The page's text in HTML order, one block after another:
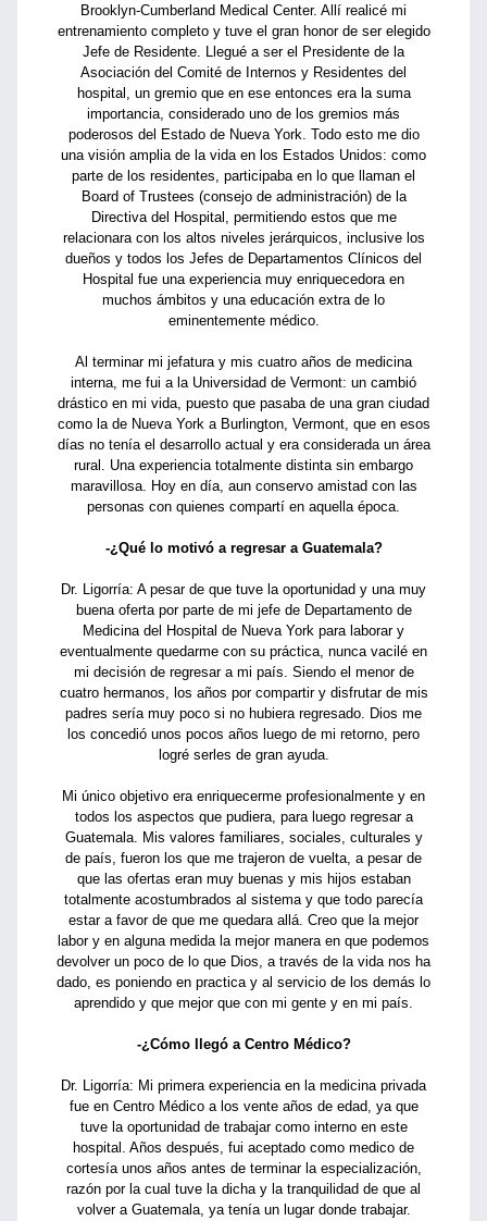
Brooklyn-Cumberland Medical Center. Allí realicé mi
entrenamiento completo y tuve el gran honor de ser elegido
Jefe de Residente. Llegué a ser el Presidente de la
Asociación del Comité de Internos y Residentes del
hospital, un gremio que en ese entonces era la suma
importancia, considerado uno de los gremios más
poderosos del Estado de Nueva York. Todo esto me dio
una visión amplia de la vida en los Estados Unidos: como
parte de los residentes, participaba en lo que llaman el
Board of Trustees (consejo de administración) de la
Directiva del Hospital, permitiendo estos que me
relacionara con los altos niveles jerárquicos, inclusive los
dueños y todos los Jefes de Departamentos Clínicos del
Hospital fue una experiencia muy enriquecedora en
muchos ámbitos y una educación extra de lo
eminentemente médico.
Al terminar mi jefatura y mis cuatro años de medicina
interna, me fui a la Universidad de Vermont: un cambió
drástico en mi vida, puesto que pasaba de una gran ciudad
como la de Nueva York a Burlington, Vermont, que en esos
días no tenía el desarrollo actual y era considerada un área
rural. Una experiencia totalmente distinta sin embargo
maravillosa. Hoy en día, aun conservo amistad con las
personas con quienes compartí en aquella época.
-¿Qué lo motivó a regresar a Guatemala?
Dr. Ligorría: A pesar de que tuve la oportunidad y una muy
buena oferta por parte de mi jefe de Departamento de
Medicina del Hospital de Nueva York para laborar y
eventualmente quedarme con su práctica, nunca vacilé en
mi decisión de regresar a mi país. Siendo el menor de
cuatro hermanos, los años por compartir y disfrutar de mis
padres sería muy poco si no hubiera regresado. Dios me
los concedió unos pocos años luego de mi retorno, pero
logré serles de gran ayuda.
Mi único objetivo era enriquecerme profesionalmente y en
todos los aspectos que pudiera, para luego regresar a
Guatemala. Mis valores familiares, sociales, culturales y
de país, fueron los que me trajeron de vuelta, a pesar de
que las ofertas eran muy buenas y mis hijos estaban
totalmente acostumbrados al sistema y que todo parecía
estar a favor de que me quedara allá. Creo que la mejor
labor y en alguna medida la mejor manera en que podemos
devolver un poco de lo que Dios, a través de la vida nos ha
dado, es poniendo en practica y al servicio de los demás lo
aprendido y que mejor que con mi gente y en mi país.
-¿Cómo llegó a Centro Médico?
Dr. Ligorría: Mi primera experiencia en la medicina privada
fue en Centro Médico a los vente años de edad, ya que
tuve la oportunidad de trabajar como interno en este
hospital. Años después, fui aceptado como medico de
cortesía unos años antes de terminar la especialización,
razón por la cual tuve la dicha y la tranquilidad de que al
volver a Guatemala, ya tenía un lugar donde trabajar.